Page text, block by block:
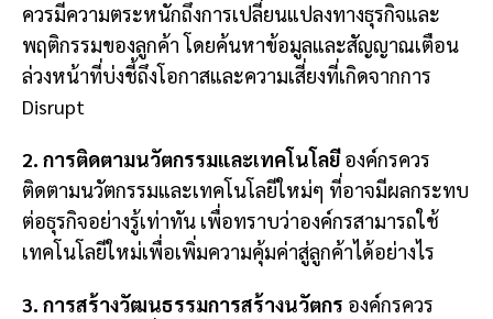
ควรมีความตระหนักถึงการเปลี่ยนแปลงทางธุรกิจและ
พฤติกรรมของลูกค้า โดยค้นหาข้อมูลและสัญญาณเตือน
ล่วงหน้าที่บ่งชี้ถึงโอกาสและความเสี่ยงที่เกิดจากการ
Disrupt
2. การติดตามนวัตกรรมและเทคโนโลยีองค์กรควร
ติดตามนวัตกรรมและเทคโนโลยีใหม่ๆ ที่อาจมีผลกระทบ
ต่อธุรกิจอย่างรู้เท่าทัน เพื่อทราบว่าองค์กรสามารถใช้
เทคโนโลยีใหม่เพื่อเพิ่มความคุ้มค่าสู่ลูกค้าได้อย่างไร
3. การสร้างวัฒนธรรมการสร้างนวัตกร องค์กรควร